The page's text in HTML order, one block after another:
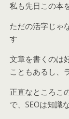
私も先日この本
ただの活字じゃ
す
文章を書くのは
こともあるし、
正直なところこ
で、SEOは知識